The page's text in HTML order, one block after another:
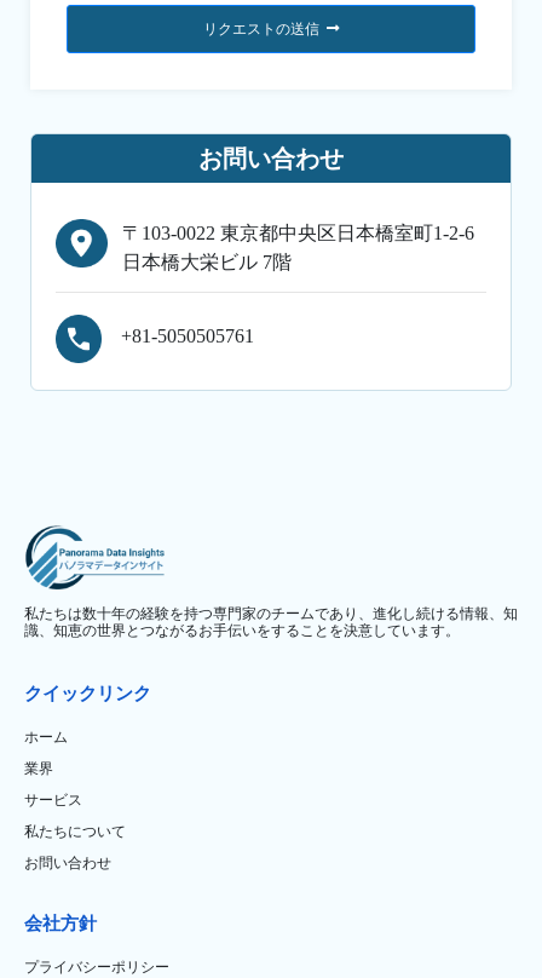
リクエストの送信
お問い合わせ
〒103-0022 東京都中央区日本橋室町1-2-6
日本橋大栄ビル 7階
+81-5050505761
私たちは数十年の経験を持つ専門家のチームであり、進化し続ける情報、知
識、知恵の世界とつながるお手伝いをすることを決意しています。
クイックリンク
ホーム
業界
サービス
私たちについて
お問い合わせ
会社方針
プライバシーポリシー